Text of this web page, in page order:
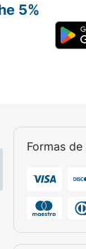
Formas
5%